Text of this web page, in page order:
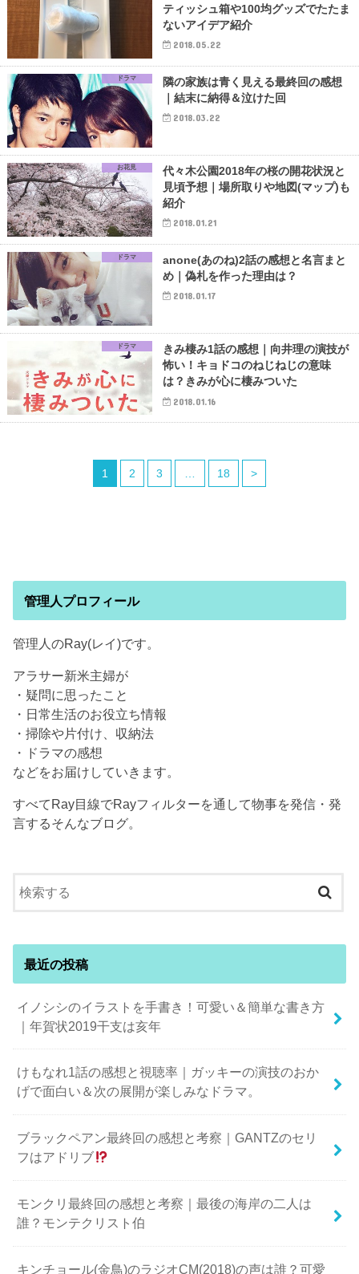
ティッシュ箱や100均グッズでたたま
ないアイデア紹介
2018.05.22
ドラマ
隣の家族は青く見える最終回の感想
｜結末に納得＆泣けた回
2018.03.22
お花見
代々木公園2018年の桜の開花状況と
見頃予想｜場所取りや地図(マップ)も
紹介
2018.01.21
ドラマ
anone(あのね)2話の感想と名言まと
め｜偽札を作った理由は？
2018.01.17
ドラマ
きみ棲み1話の感想｜向井理の演技が
怖い！キョドコのねじねじの意味
は？きみが心に棲みついた
2018.01.16
1 2 3 18 >
管理人プロフィール
管理人のRay(レイ)です。
アラサー新米主婦が
・疑問に思ったこと
・日常生活のお役立ち情報
・掃除や片付け、収納法
・ドラマの感想
などをお届けしていきます。
すべてRay目線でRayフィルターを通して物事を発信・発
言するそんなブログ。
最近の投稿
イノシシのイラストを手書き！可愛い＆簡単な書き方
｜年賀状2019干支は亥年
けもなれ1話の感想と視聴率｜ガッキーの演技のおか
げで面白い＆次の展開が楽しみなドラマ。
ブラックペアン最終回の感想と考察｜GANTZのセリ
フはアドリブ
モンクリ最終回の感想と考察｜最後の海岸の二人は
誰？モンテクリスト伯
キンチョール(金鳥)のラジオCM(2018)の声は誰？可愛